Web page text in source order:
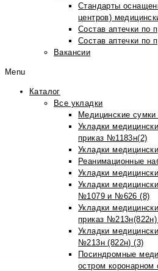
Стандарты
центров)
Состав аптечки по
Состав аптечки по
Вакансии
Menu
Каталог
Все укладки
Медицинские сумки
Укладки
приказ №1183н(2)
Укладки
Реанимационные
Укладки
Укладки
№1079 и №626 (8)
Укладки
приказ
Укладки
№213н (822н) (3)
Посиндромные
остром коронарном